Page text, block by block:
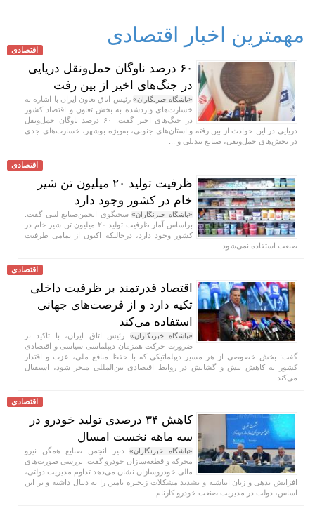
مهمترین اخبار اقتصادی
اقتصادی
۶۰ درصد ناوگان حمل‌ونقل دریایی
در جنگ‌های اخیر از بین رفت
«باشگاه خبرنگاران» رئیس اتاق تعاون ایران با اشاره به
خسارت‌های واردشده به بخش تعاون و اقتصاد کشور
در جنگ‌های اخیر گفت: ۶۰ درصد ناوگان حمل‌ونقل
دریایی در این حوادث از بین رفته و استان‌های جنوبی، به‌ویژه بوشهر، خسارت‌های جدی
در بخش‌های حمل‌ونقل، صنایع تبدیلی و ...
اقتصادی
ظرفیت تولید ۲۰ میلیون تن شیر
خام در کشور وجود دارد
«باشگاه خبرنگاران»سخنگوی انجمن‌صنایع لبنی گفت:
براساس آمار ظرفیت تولید ۲۰ میلیون تن شیر خام در
کشور وجود دارد، درحالیکه اکنون از تمامی ظرفیت
صنعت استفاده نمی‌شود.
اقتصادی
اقتصاد قدرتمند بر ظرفیت داخلی
تکیه دارد و از فرصت‌های جهانی
استفاده می‌کند
«باشگاه خبرنگاران» رئیس اتاق ایران، با تاکید بر
ضرورت حرکت همزمان دیپلماسی سیاسی و اقتصادی
گفت: بخش خصوصی از هر مسیر دیپلماتیکی که با حفظ منافع ملی، عزت و اقتدار
کشور به کاهش تنش و گشایش در روابط اقتصادی بین‌المللی منجر شود، استقبال
می‌کند.
اقتصادی
کاهش ۳۴ درصدی تولید خودرو در
سه ماهه نخست امسال
«باشگاه خبرنگاران»دبیر انجمن صنایع همگن نیرو
محرکه و قطعه‌سازان خودرو گفت: بررسی صورت‌های
مالی خودروسازان نشان می‌دهد تداوم مدیریت دولتی،
افزایش بدهی و زیان انباشته و تشدید مشکلات زنجیره تامین را به دنبال داشته و بر این
اساس، دولت در مدیریت صنعت خودرو کارنام...